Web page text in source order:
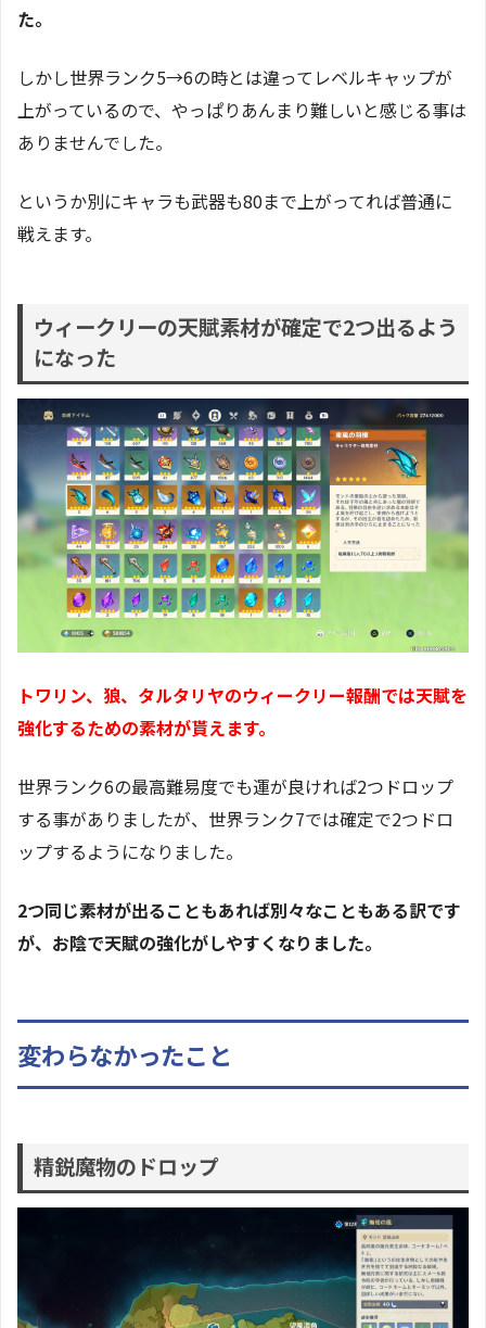
た。
しかし世界ランク5→6の時とは違ってレベルキャップが
上がっているので、やっぱりあんまり難しいと感じる事は
ありませんでした。
というか別にキャラも武器も80まで上がってれば普通に
戦えます。
ウィークリーの天賦素材が確定で2つ出るよう
になった
トワリン、狼、タルタリヤのウィークリー報酬では天賦を
強化するための素材が貰えます。
世界ランク6の最高難易度でも運が良ければ2つドロップ
する事がありましたが、世界ランク7では確定で2つドロ
ップするようになりました。
2つ同じ素材が出ることもあれば別々なこともある訳です
が、お陰で天賦の強化がしやすくなりました。
変わらなかったこと
精鋭魔物のドロップ